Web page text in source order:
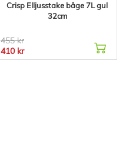
Crisp Elljusstake båge 7L gul
32cm
455 kr
410 kr